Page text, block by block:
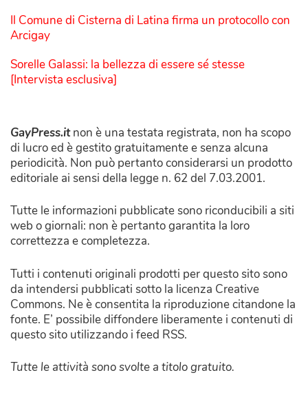
Il Comune di Cisterna di Latina firma un protocollo con
Arcigay
Sorelle Galassi: la bellezza di essere sé stesse
[Intervista esclusiva]
GayPress.itnon è una testata registrata, non ha scopo
di lucro ed è gestito gratuitamente e senza alcuna
periodicità. Non può pertanto considerarsi un prodotto
editoriale ai sensi della legge n. 62 del 7.03.2001.
Tutte le informazioni pubblicate sono riconducibili a siti
web o giornali: non è pertanto garantita la loro
correttezza e completezza.
Tutti i contenuti originali prodotti per questo sito sono
da intendersi pubblicati sotto la licenza Creative
Commons. Ne è consentita la riproduzione citandone la
fonte. E’ possibile diffondere liberamente i contenuti di
questo sito utilizzando i feed RSS.
Tutte le attività sono svolte a titolo gratuito.